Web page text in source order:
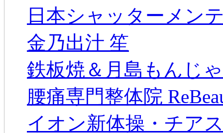
日本シャッターメン
金乃出汁 笙
鉄板焼＆月島もんじ
腰痛専門整体院
イオン新体操・チア